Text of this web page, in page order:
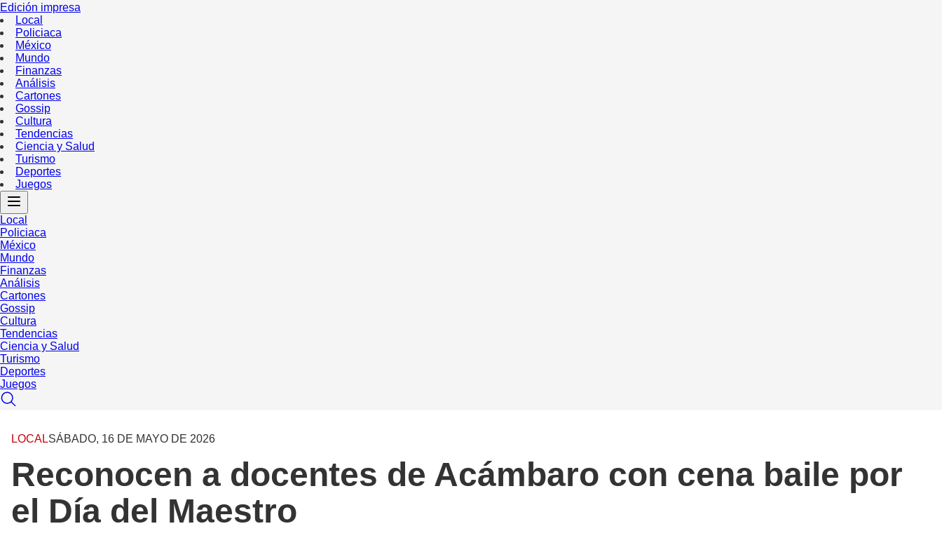
Edición impresa
Local
Policiaca
México
Mundo
Finanzas
Análisis
Cartones
Gossip
Cultura
Tendencias
Ciencia y Salud
Turismo
Deportes
Juegos
Local
Policiaca
México
Mundo
Finanzas
Análisis
Cartones
Gossip
Cultura
Tendencias
Ciencia y Salud
Turismo
Deportes
Juegos
LOCALSÁBADO, 16 DE MAYO DE 2026
Reconocen a docentes de Acámbaro con cena baile por
el Día del Maestro